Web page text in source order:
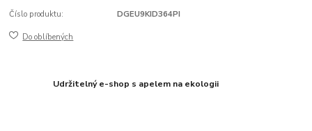
Číslo produktu: DGEU9KID364PI
Do oblíbených
Udržitelný e-shop s apelem na ekologii